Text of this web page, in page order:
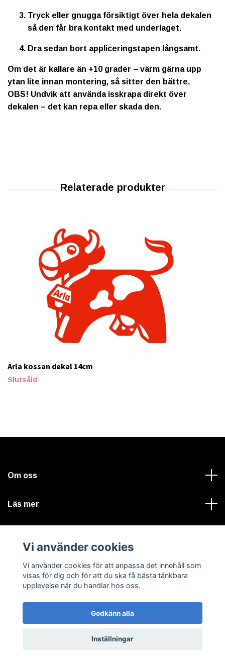
Tryck eller gnugga försiktigt över hela dekalen
så den får bra kontakt med underlaget.
Dra sedan bort appliceringstapen långsamt.
Om det är kallare än +10 grader – värm gärna upp
ytan lite innan montering, så sitter den bättre.
OBS! Undvik att använda isskrapa direkt över
dekalen – det kan repa eller skada den.
Arla kossan dekal 14cm
Slutsåld
Om oss
Läs mer
© 2026 VALTERLIND A-traktorer, bilvårdsprodukter & tryck
Vi använder cookies
Vi använder cookies för att anpassa det innehåll som
visas för dig och för att du ska få bästa tänkbara
upplevelse när du handlar hos oss.
Godkänn alla
Inställningar